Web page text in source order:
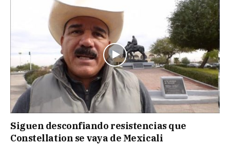
Siguen desconfiando resistencias que
Constellation se vaya de Mexicali